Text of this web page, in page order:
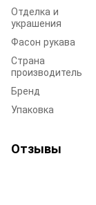
Отделка и
украшения
Фасон рукава
Страна
производитель
Бренд
Упаковка
Отзывы